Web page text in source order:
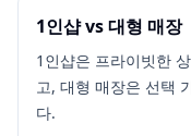
1인샵 vs 대형 매장
1인샵은 프라이빗한
고, 대형 매장은 선택
다.